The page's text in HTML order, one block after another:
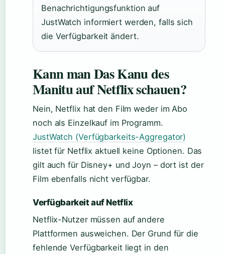
Benachrichtigungsfunktion auf
JustWatch informiert werden, falls sich
die Verfügbarkeit ändert.
Kann man Das Kanu des
Manitu auf Netflix schauen?
Nein, Netflix hat den Film weder im Abo
noch als Einzelkauf im Programm.
JustWatch (Verfügbarkeits-Aggregator)
listet für Netflix aktuell keine Optionen. Das
gilt auch für Disney+ und Joyn – dort ist der
Film ebenfalls nicht verfügbar.
Verfügbarkeit auf Netflix
Netflix-Nutzer müssen auf andere
Plattformen ausweichen. Der Grund für die
fehlende Verfügbarkeit liegt in den